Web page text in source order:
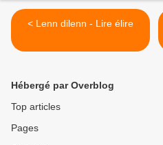
< Lenn dilenn - Lire élire
Hébergé par Overblog
Top articles
Pages